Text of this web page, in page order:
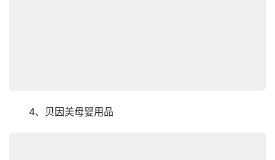
4、贝因美母婴用品